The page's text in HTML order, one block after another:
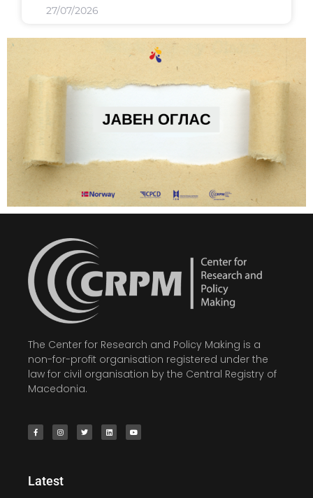
27/07/2026
The Center for Research and Policy Making is a
non-for-profit organisation registered under the
law for civil organisation by the Central Registry of
Macedonia.
Latest